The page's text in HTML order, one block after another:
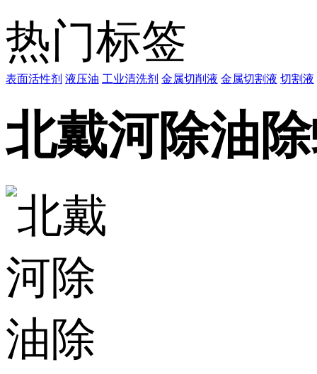
热门标签
表面活性剂 液压油 工业清洗剂 金属切削液 金属切割液 切割液
北戴河除油